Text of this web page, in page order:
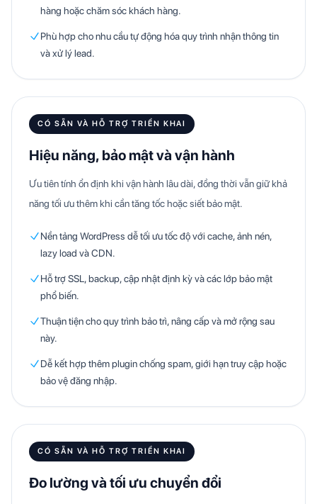
hàng hoặc chăm sóc khách hàng.
Phù hợp cho nhu cầu tự động hóa quy trình nhận thông tin
và xử lý lead.
CÓ SẴN VÀ HỖ TRỢ TRIỂN KHAI
Hiệu năng, bảo mật và vận hành
Ưu tiên tính ổn định khi vận hành lâu dài, đồng thời vẫn giữ khả
năng tối ưu thêm khi cần tăng tốc hoặc siết bảo mật.
Nền tảng WordPress dễ tối ưu tốc độ với cache, ảnh nén,
lazy load và CDN.
Hỗ trợ SSL, backup, cập nhật định kỳ và các lớp bảo mật
phổ biến.
Thuận tiện cho quy trình bảo trì, nâng cấp và mở rộng sau
này.
Dễ kết hợp thêm plugin chống spam, giới hạn truy cập hoặc
bảo vệ đăng nhập.
CÓ SẴN VÀ HỖ TRỢ TRIỂN KHAI
Đo lường và tối ưu chuyển đổi